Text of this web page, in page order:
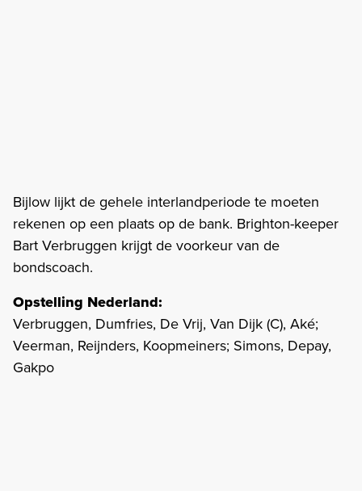
Bijlow lijkt de gehele interlandperiode te moeten
rekenen op een plaats op de bank. Brighton-keeper
Bart Verbruggen krijgt de voorkeur van de
bondscoach.
Opstelling Nederland:
Verbruggen, Dumfries, De Vrij, Van Dijk (C), Aké;
Veerman, Reijnders, Koopmeiners; Simons, Depay,
Gakpo